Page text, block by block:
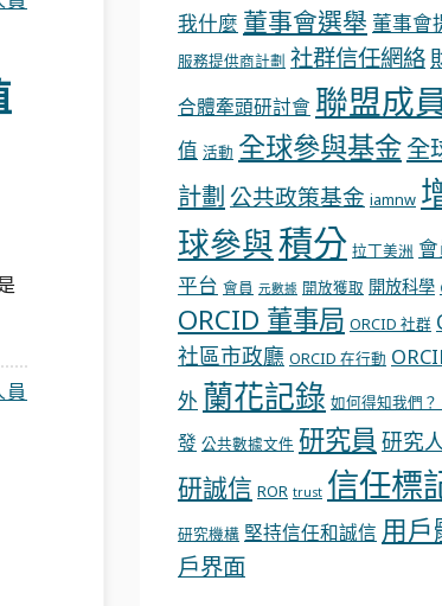
我什麼 董事會選舉 董事會
服務提供商計劃 社群信任網絡
合體牽頭研討會 聯盟成員
值 活動 全球參與基金全
計劃 公共政策基金 iamnw
球參與積分 拉丁美洲
平台 會員 元數據 開放獲取 開放科學
ORCID 董事局 ORCID 社群
社區市政廳 ORCID 在行動
外 蘭花記錄 如何得知我們？
發 公共數據文件 研究員 研究
研誠信 ROR trust 信任標
研究機構 堅持信任和誠信 用戶
戶界面